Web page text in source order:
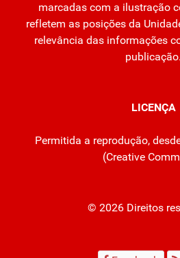
marcadas com a ilustração
refletem as posições da
relevância das informações
publicação.
LICENÇA
Permitida a reprodução,
(Creative
© 2026 Direitos